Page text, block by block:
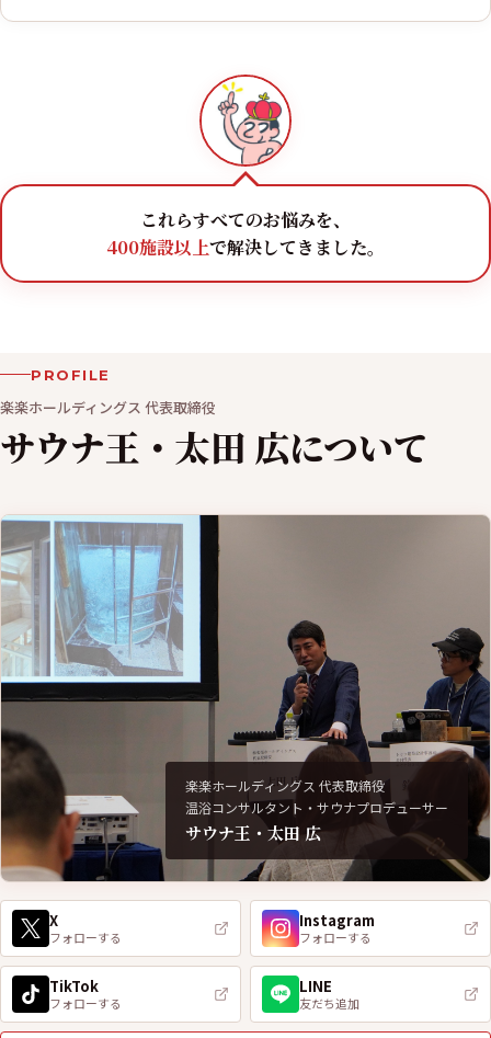
これらすべてのお悩みを、
400施設以上で解決してきました。
PROFILE
楽楽ホールディングス 代表取締役
サウナ王・太田 広について
楽楽ホールディングス 代表取締役
温浴コンサルタント・サウナプロデューサー
サウナ王・太田 広
X
フォローする
Instagram
フォローする
TikTok
フォローする
LINE
友だち追加